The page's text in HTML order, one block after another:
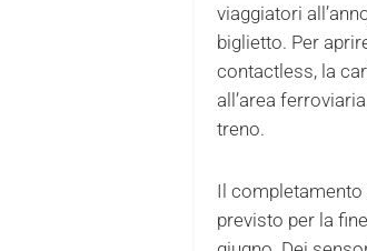
viaggiatori
biglietto. Per
contactless, la
all’area
treno.
Il completamento
previsto per la